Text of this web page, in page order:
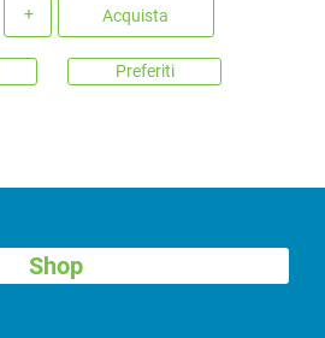
Acquista
Preferiti
Shop